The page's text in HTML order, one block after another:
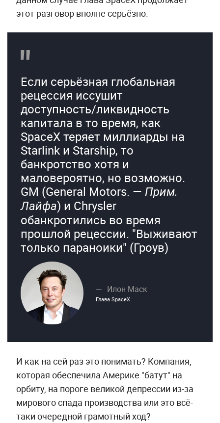
этот разговор вполне серьёзно.
Если серьёзная глобальная
рецессия иссушит
доступность/ликвидность
капитала в то время, как
SpaceX теряет миллиарды на
Starlink и Starship, то
банкротство хотя и
маловероятно, но возможно.
GM (General Motors. — Прим.
Лайфа) и Chrysler
обанкротились во время
прошлой рецессии. "Выживают
только параноики" (Гроув)
Илон Маск
Глава SpaceX
И как на сей раз это понимать? Компания,
которая обеспечила Америке "батут" на
орбиту, на пороге великой депрессии из-за
мирового спада производства или это всё-
таки очередной грамотный ход?